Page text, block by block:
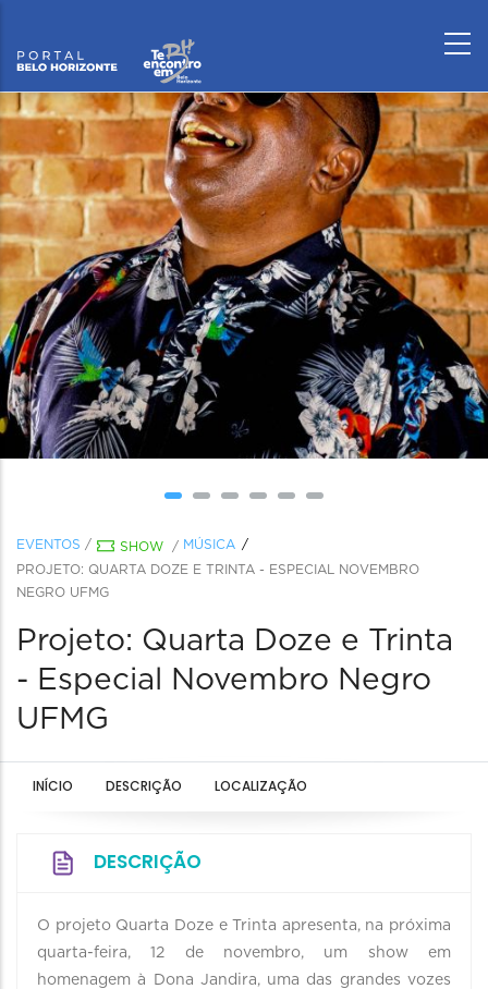
EVENTOS / SHOW / MÚSICA
PROJETO: QUARTA DOZE E TRINTA - ESPECIAL NOVEMBRO
NEGRO UFMG
Projeto: Quarta Doze e Trinta
- Especial Novembro Negro
UFMG
INÍCIO DESCRIÇÃO LOCALIZAÇÃO
DESCRIÇÃO
O projeto Quarta Doze e Trinta apresenta, na próxima
quarta-feira, 12 de novembro, um show em
homenagem à Dona Jandira, uma das grandes vozes